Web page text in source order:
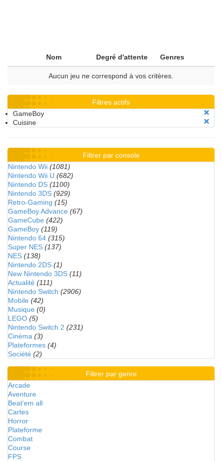
Nom Degré d'attente Genres
Aucun jeu ne correspond à vos critères.
Filtres actifs
GameBoy
Cuisine
Filtrer par console
Nintendo Wii (1081)
Nintendo Wii U (682)
Nintendo DS (1100)
Nintendo 3DS (929)
Retro-Gaming (15)
GameBoy Advance (67)
GameCube (422)
GameBoy (119)
Nintendo 64 (315)
Super NES (137)
NES (138)
Nintendo 2DS (1)
New Nintendo 3DS (11)
Actualité (111)
Nintendo Switch (2906)
Mobile (42)
Musique (0)
LEGO (5)
Nintendo Switch 2 (231)
Cinéma (3)
Plateformes (4)
Société (2)
Filtrer par genre
Arcade
Aventure
Beat'em all
Cartes
Horror
Plateforme
Combat
Course
FPS